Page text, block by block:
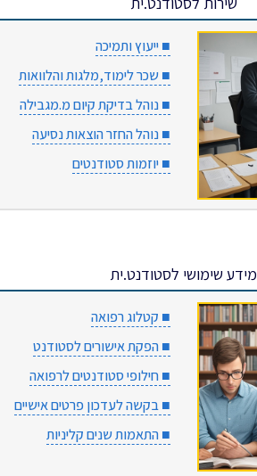
■ ייעוץ ותמיכה
■ שכר לימוד,מלגות והלוואות
■ נוהל בדיקת קיום מ.מגבילה
■ נוהל החזר הוצאות נסיעה
■ יוזמות סטודנטים
מידע שימושי לסטודנט.ית
■ קטלוג רפואה
■ הפקת אישורים לסטודנט
■ חילופי סטודנטים לרפואה
■ בקשה לעדכון פרטים אישיים
■ התאמות שנים קליניות